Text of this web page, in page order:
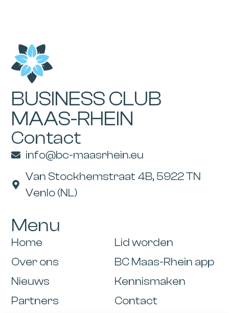
BUSINESS CLUB
MAAS-RHEIN
Contact
info@bc-maasrhein.eu
Van Stockhemstraat 4B, 5922 TN
Venlo (NL)
Menu
Home
Over ons
Nieuws
Partners
Lid worden
BC Maas-Rhein app
Kennismaken
Contact